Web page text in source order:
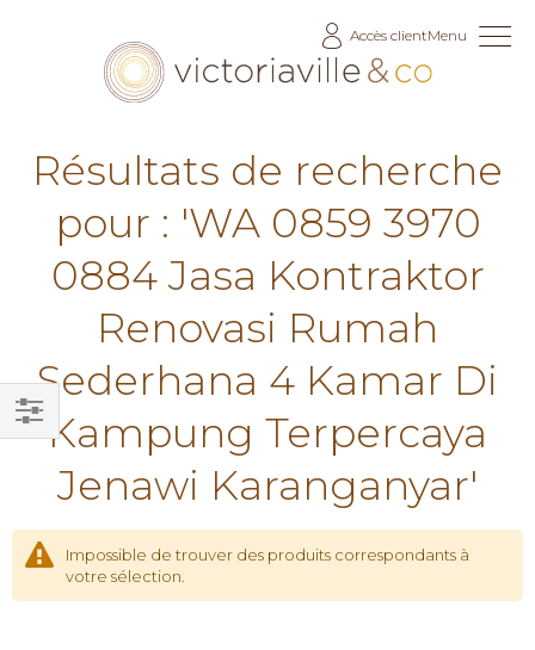
Accès clientMenu
Résultats de recherche
pour : 'WA 0859 3970
0884 Jasa Kontraktor
Renovasi Rumah
Sederhana 4 Kamar Di
Kampung Terpercaya
Jenawi Karanganyar'
Impossible de trouver des produits correspondants à
votre sélection.
Filtrer